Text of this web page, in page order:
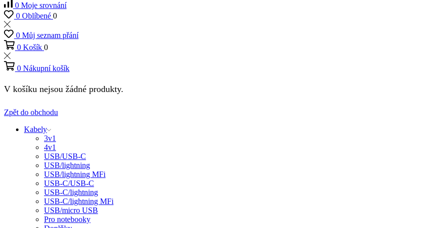
0 Moje srovnání
0 Oblíbené 0
0 Můj seznam přání
0 Košík 0
0 Nákupní košík
V košíku nejsou žádné produkty.
Zpět do obchodu
Kabely
3v1
4v1
USB/USB-C
USB/lightning
USB/lightning MFi
USB-C/USB-C
USB-C/lightning
USB-C/lightning MFi
USB/micro USB
Pro notebooky